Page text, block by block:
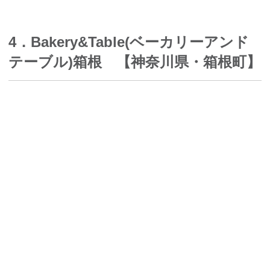
4．Bakery&Table(ベーカリーアンド
テーブル)箱根 【神奈川県・箱根町】